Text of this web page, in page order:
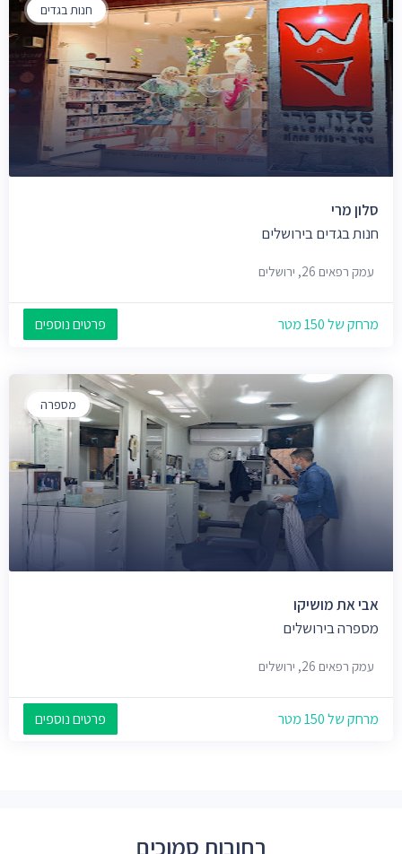
חנות בגדים
סלון מרי
חנות בגדים בירושלים
עמק רפאים 26, ירושלים
מרחק של 150 מטר פרטים נוספים
מספרה
אבי את מושיקו
מספרה בירושלים
עמק רפאים 26, ירושלים
מרחק של 150 מטר פרטים נוספים
רחובות סמוכים